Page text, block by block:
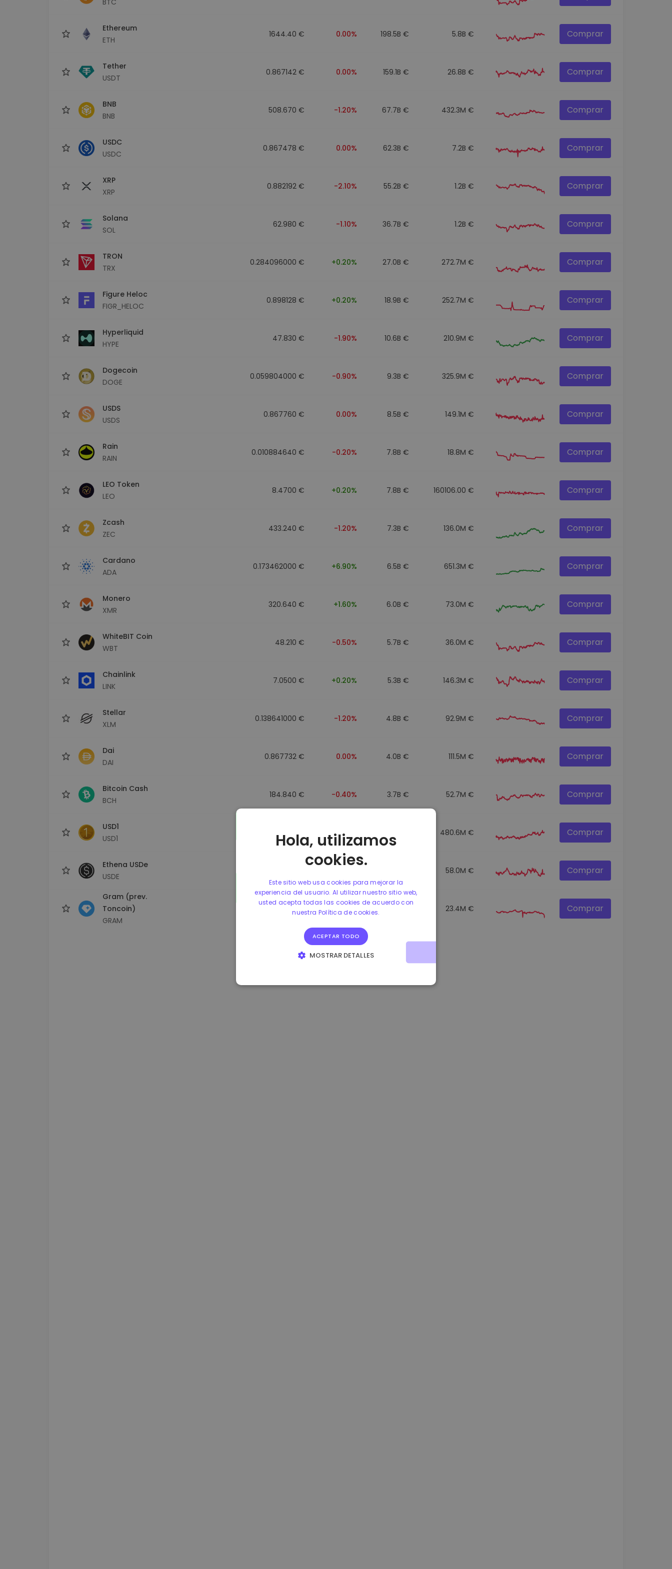
Ethereum
ETH
1644.40 € 0.00% 198.5B € 5.8B € Comprar
Tether
USDT
0.867142 € 0.00% 159.1B € 26.8B € Comprar
BNB
BNB
508.670 € -1.20% 67.7B € 432.3M € Comprar
USDC
USDC
0.867478 € 0.00% 62.3B € 7.2B € Comprar
XRP
XRP
0.882192 € -2.10% 55.2B € 1.2B € Comprar
Solana
SOL
62.980 € -1.10% 36.7B € 1.2B € Comprar
TRON
TRX
0.284096000 € +0.20% 27.0B € 272.7M € Comprar
Figure Heloc
FIGR_HELOC
0.898128 € +0.20% 18.9B € 252.7M € Comprar
Hyperliquid
HYPE
47.830 € -1.90% 10.6B € 210.9M € Comprar
Dogecoin
DOGE
0.059804000 € -0.90% 9.3B € 325.9M € Comprar
USDS
USDS
0.867760 € 0.00% 8.5B € 149.1M € Comprar
Rain
RAIN
0.010884640 € -0.20% 7.8B € 18.8M € Comprar
LEO Token
LEO
8.4700 € +0.20% 7.8B € 160106.00 € Comprar
Zcash
ZEC
433.240 € -1.20% 7.3B € 136.0M € Comprar
Cardano
ADA
0.173462000 € +6.90% 6.5B € 651.3M € Comprar
Monero
XMR
320.640 € +1.60% 6.0B € 73.0M € Comprar
WhiteBIT Coin
WBT
48.210 € -0.50% 5.7B € 36.0M € Comprar
Chainlink
LINK
7.0500 € +0.20% 5.3B € 146.3M € Comprar
Stellar
XLM
0.138641000 € -1.20% 4.8B € 92.9M € Comprar
Dai
DAI
0.867732 € 0.00% 4.0B € 111.5M € Comprar
Bitcoin Cash
BCH
184.840 € -0.40% 3.7B € 52.7M € Comprar
USD1
USD1
0.867499 € 0.00% 480.6M € Comprar
Ethena USDe
USDE
58.0M € Comprar
Gram (prev.
Toncoin)
GRAM
1.160000 € -4.10% 23.4M € Comprar
Hola, utilizamos
cookies.
Este sitio web usa cookies para mejorar la
experiencia del usuario. Al utilizar nuestro sitio web,
usted acepta todas las cookies de acuerdo con
nuestra Política de cookies.
ACEPTAR TODO
MOSTRAR DETALLES